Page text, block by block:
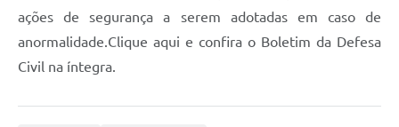
ações de segurança a serem adotadas em caso de
anormalidade.Clique aqui e confira o Boletim da Defesa
Civil na íntegra.